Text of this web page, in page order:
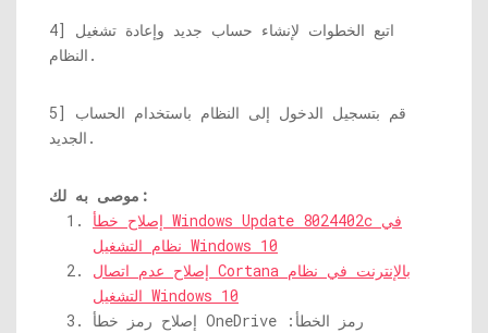
4] اتبع الخطوات لإنشاء حساب جديد وإعادة تشغيل
النظام.
5] قم بتسجيل الدخول إلى النظام باستخدام الحساب
الجديد.
موصى به لك:
إصلاح خطأ Windows Update 8024402c في
نظام التشغيل Windows 10
إصلاح عدم اتصال Cortana بالإنترنت في نظام
التشغيل Windows 10
إصلاح رمز خطأ OneDrive رمز الخطأ: